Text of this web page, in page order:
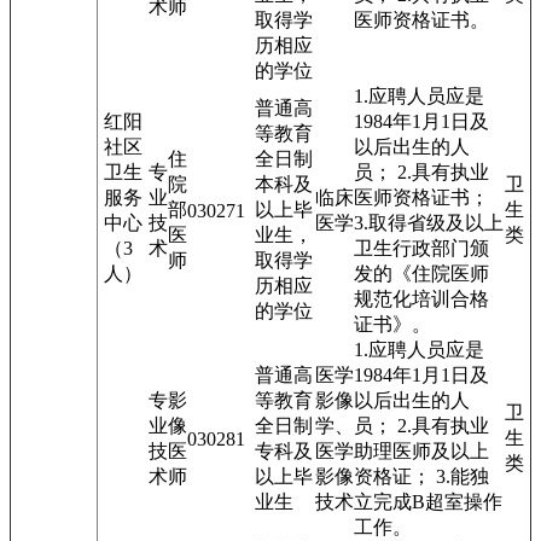
红阳
社区
卫生
服务
中心
（3
人）
术师
取得学
历相应
的学位
医师资格证书。
专
业
技
术
住
院
部
医
师
030271
普通高
等教育
全日制
本科及
以上毕
业生，
取得学
历相应
的学位
临床
医学
1.应聘人员应是
1984年1月1日及
以后出生的人
员； 2.具有执业
医师资格证书；
3.取得省级及以上
卫生行政部门颁
发的《住院医师
规范化培训合格
证书》。
卫
生
类
专
业
技
术
影
像
医
师
030281
普通高
等教育
全日制
专科及
以上毕
业生
医学
影像
学、
医学
影像
技术
1.应聘人员应是
1984年1月1日及
以后出生的人
员； 2.具有执业
助理医师及以上
资格证； 3.能独
立完成B超室操作
工作。
卫
生
类